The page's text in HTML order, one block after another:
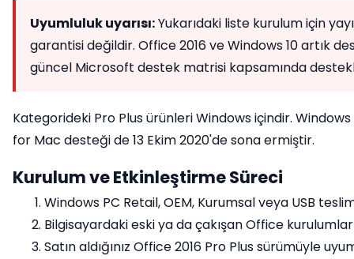
Uyumluluk uyarısı:Yukarıdaki liste kurulum için
garantisi değildir. Office 2016 ve Windows 10 artık
güncel Microsoft destek matrisi kapsamında
Kategorideki Pro Plus ürünleri Windows içindir.
for Mac desteği de 13 Ekim 2020'de sona ermiştir.
Kurulum ve Etkinleştirme Süreci
Windows PC Retail, OEM, Kurumsal veya USB
Bilgisayardaki eski ya da çakışan Office
Satın aldığınız Office 2016 Pro Plus sürümüyle